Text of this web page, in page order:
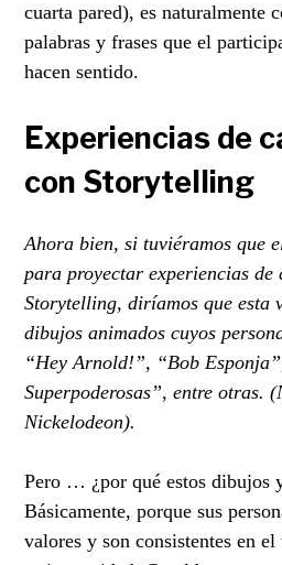
cuarta pared), es naturalmente
palabras y frases que el
hacen sentido.
Experiencias de
con Storytelling
Ahora bien, si tuviéramos que
para proyectar experiencias de
Storytelling, diríamos que esta
dibujos animados cuyos
“Hey Arnold!”, “Bob
Superpoderosas”, entre otras.
Nickelodeon).
Pero … ¿por qué estos dibujos
Básicamente, porque sus
valores y son consistentes en